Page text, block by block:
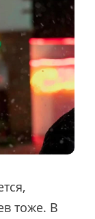
тоже. В